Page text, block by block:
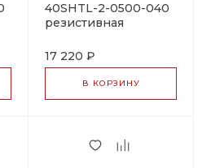
40SHTL-2-0500-040
резистивная
секция
17 220 ₽
В КОРЗИНУ